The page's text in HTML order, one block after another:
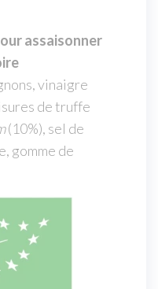
assaisonner
vinaigre
de truffe
(10%), sel de
gomme de